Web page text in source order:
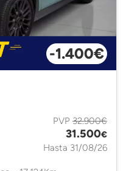
-1.400€
PVP 32.900€
31.500€
Hasta 31/08/26